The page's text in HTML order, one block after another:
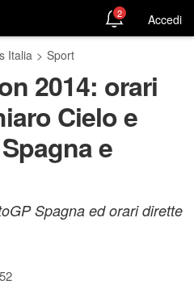
2 Accedi
Italia > Sport
2014: orari
Cielo e
e
Spagna ed orari dirette